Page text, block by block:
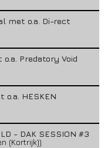
met o.a. Di-rect
Predatory Void
HESKEN
- DAK SESSION #3
(Kortrijk))